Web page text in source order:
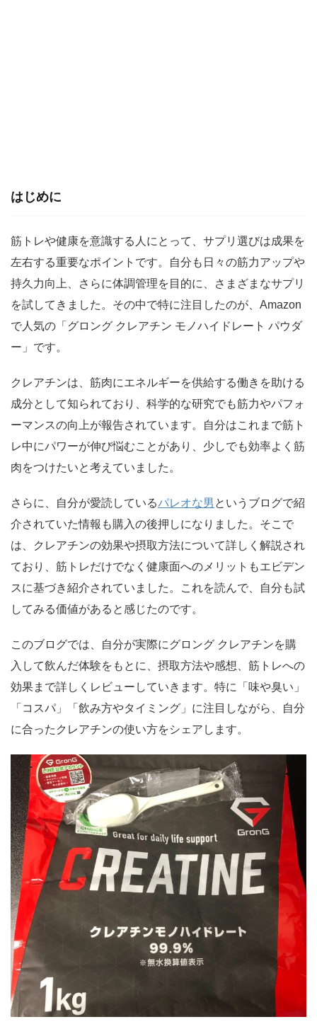
はじめに
筋トレや健康を意識する人にとって、サプリ選びは成果を
左右する重要なポイントです。自分も日々の筋力アップや
持久力向上、さらに体調管理を目的に、さまざまなサプリ
を試してきました。その中で特に注目したのが、Amazon
で人気の「グロング クレアチン モノハイドレート パウダ
ー」です。
クレアチンは、筋肉にエネルギーを供給する働きを助ける
成分として知られており、科学的な研究でも筋力やパフォ
ーマンスの向上が報告されています。自分はこれまで筋ト
レ中にパワーが伸び悩むことがあり、少しでも効率よく筋
肉をつけたいと考えていました。
さらに、自分が愛読しているパレオな男 というブログで紹
介されていた情報も購入の後押しになりました。そこで
は、クレアチンの効果や摂取方法について詳しく解説され
ており、筋トレだけでなく健康面へのメリットもエビデン
スに基づき紹介されていました。これを読んで、自分も試
してみる価値があると感じたのです。
このブログでは、自分が実際にグロング クレアチンを購
入して飲んだ体験をもとに、摂取方法や感想、筋トレへの
効果まで詳しくレビューしていきます。特に「味や臭い」
「コスパ」「飲み方やタイミング」に注目しながら、自分
に合ったクレアチンの使い方をシェアします。